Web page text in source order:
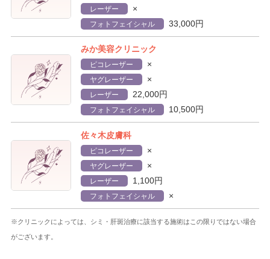
レーザー ×
フォトフェイシャル 33,000円
みか美容クリニック
ピコレーザー ×
ヤグレーザー ×
レーザー 22,000円
フォトフェイシャル 10,500円
佐々木皮膚科
ピコレーザー ×
ヤグレーザー ×
レーザー 1,100円
フォトフェイシャル ×
※クリニックによっては、シミ・肝斑治療に該当する施術はこの限りではない場合
がございます。